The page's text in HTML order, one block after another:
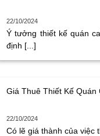
22/10/2024
Ý tưởng thiết kế quán
định [...]
Giá Thuê Thiết Kế
22/10/2024
Có lẽ giá thành của việc